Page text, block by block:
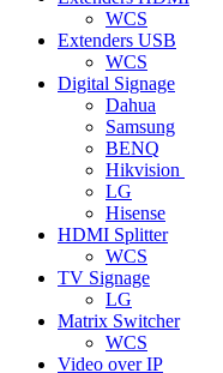
WCS
Extenders USB
WCS
Digital Signage
Dahua
Samsung
BENQ
Hikvision
LG
Hisense
HDMI Splitter
WCS
TV Signage
LG
Matrix Switcher
WCS
Video over IP